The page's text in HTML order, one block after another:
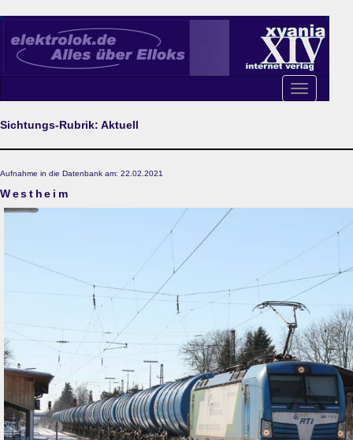
Toggle
navigation
Sichtungs-Rubrik: Aktuell
Aufnahme in die Datenbank am: 22.02.2021
Westheim